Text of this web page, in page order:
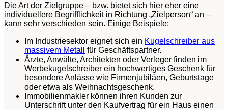
Die Art der Zielgruppe – bzw. bietet sich hier eher eine
individuellere Begrifflichkeit in Richtung „Zielperson“ an –
kann sehr verschieden sein. Einige Beispiele:
Im Industriesektor eignet sich ein Kugelschreiber aus
massivem Metall
für Geschäftspartner.
Ärzte, Anwälte, Architekten oder Verleger finden im
Werbekugelschreiber ein hochwertiges Geschenk für
besondere Anlässe wie Firmenjubiläen, Geburtstage
oder etwa als Weihnachtsgeschenk.
Immobilienmakler können ihren Kunden zur
Unterschrift unter den Kaufvertrag für ein Haus einen